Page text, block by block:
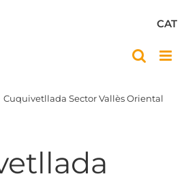
CAT
Cuquivetllada Sector Vallès Oriental